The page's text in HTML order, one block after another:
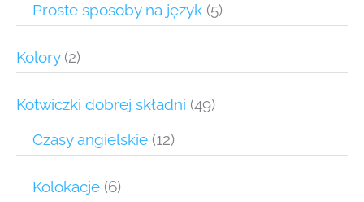
Proste sposoby na język (5)
Kolory(2)
Kotwiczki dobrej składni (49)
Czasy angielskie (12)
Kolokacje (6)